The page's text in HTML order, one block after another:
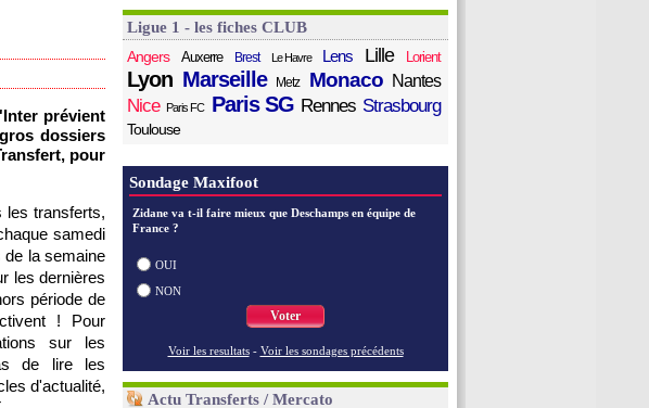
prévient
dossiers
pour
les transferts,
samedi
de la semaine
les dernières
période de
! Pour
sur les
de lire les
d'actualité,
Ligue 1 - les fiches CLUB
Angers
Auxerre Brest Le Havre Lens Lille Lorient
Lyon Marseille Metz Monaco Nantes
Nice Paris FC Paris SG Rennes Strasbourg
Toulouse
Sondage Maxifoot
Zidane va t-il faire mieux que Deschamps en équipe de
France ?
OUI
NON
Voter
Voir les resultats - Voir les sondages précédents
Actu Transferts / Mercato